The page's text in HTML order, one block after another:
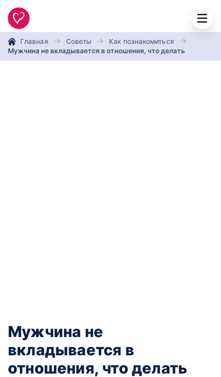
Главная Советы
Как познакомиться
Мужчина не вкладывается в отношения, что делать
Мужчина не
вкладывается в
отношения, что делать